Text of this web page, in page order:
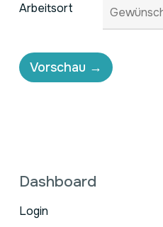
Arbeitsort
Dashboard
Login